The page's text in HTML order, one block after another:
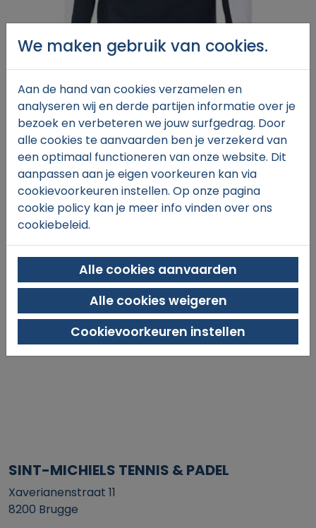
€30,00
In winkelmand
SINT-MICHIELS TENNIS & PADEL
Xaverianenstraat 11
8200 Brugge
We maken gebruik van cookies.
Aan de hand van cookies verzamelen en
analyseren wij en derde partijen informatie over je
bezoek en verbeteren we jouw surfgedrag. Door
alle cookies te aanvaarden ben je verzekerd van
een optimaal functioneren van onze website. Dit
aanpassen aan je eigen voorkeuren kan via
cookievoorkeuren instellen. Op onze pagina
cookie policy kan je meer info vinden over ons
cookiebeleid.
Alle cookies aanvaarden
Alle cookies weigeren
Cookievoorkeuren instellen